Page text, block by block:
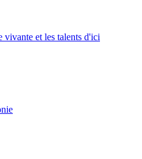
vivante et les talents d'ici